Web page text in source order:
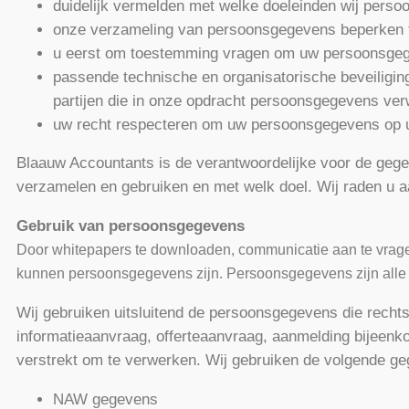
duidelijk vermelden met welke doeleinden wij
onze verzameling van persoonsgegevens
u eerst om toestemming vragen om uw
passende technische en organisatorische
partijen die in onze opdracht persoonsgegevens
uw recht respecteren om uw persoonsgegevens
Blaauw Accountants is de verantwoordelijke voor de
verzamelen en gebruiken en met welk doel. Wij raden u
Gebruik van persoonsgegevens
Door whitepapers te downloaden, communicatie aan te
kunnen persoonsgegevens zijn. Persoonsgegevens zijn
Wij gebruiken uitsluitend de persoonsgegevens die
informatieaanvraag, offerteaanvraag, aanmelding
verstrekt om te verwerken. Wij gebruiken de volgende
NAW gegevens